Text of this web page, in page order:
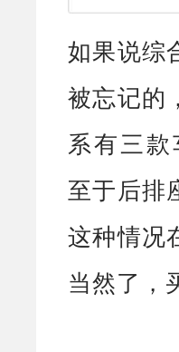
如果说综
被忘记的
系有三款
至于后排
这种情况
当然了，